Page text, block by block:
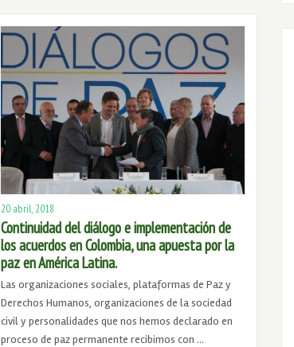
20 abril, 2018
Continuidad del diálogo e implementación de
los acuerdos en Colombia, una apuesta por la
paz en América Latina.
Las organizaciones sociales, plataformas de Paz y
Derechos Humanos, organizaciones de la sociedad
civil y personalidades que nos hemos declarado en
proceso de paz permanente recibimos con …